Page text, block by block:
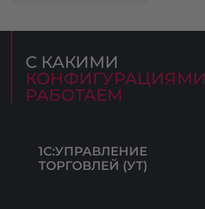
С КАКИМИ
КОНФИГУРАЦИЯМИ
РАБОТАЕМ
1С:УПРАВЛЕНИЕ
ТОРГОВЛЕЙ (УТ)